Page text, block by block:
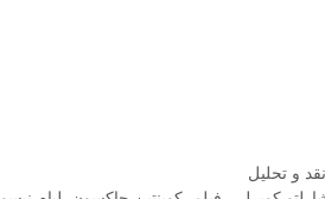
نقد و تحليل